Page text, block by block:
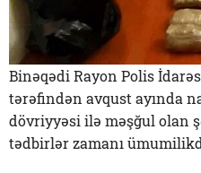
Binəqədi Rayon Polis
tərəfindən avqust ayında
dövriyyəsi ilə məşğul olan
tədbirlər zamanı